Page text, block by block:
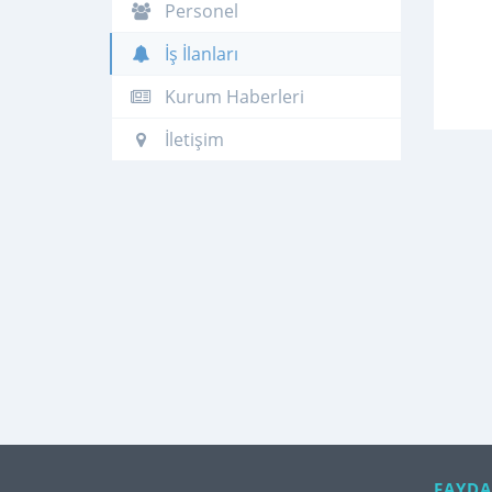
Personel
İş İlanları
Kurum Haberleri
İletişim